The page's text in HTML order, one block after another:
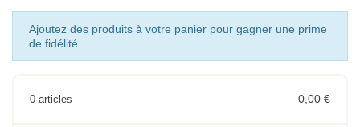
Ajoutez des produits à votre panier pour gagner une prime
de fidélité.
0 articles 0,00 €